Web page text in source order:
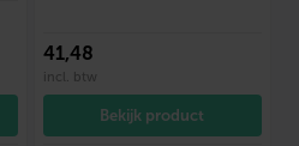
41,48
incl. btw
Bekijk product